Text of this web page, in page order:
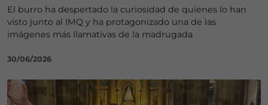
El burro ha despertado la curiosidad de quienes lo han
visto junto al IMQ y ha protagonizado una de las
imágenes más llamativas de la madrugada
30/06/2026